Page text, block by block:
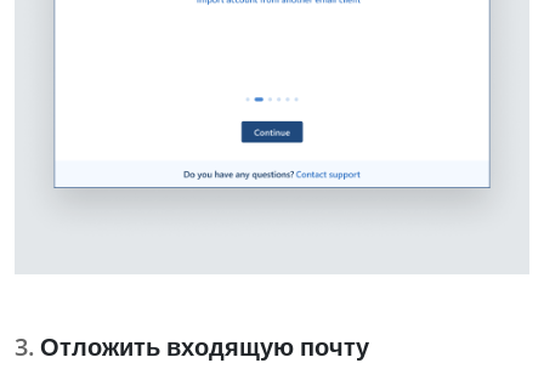
Отложить входящую почту